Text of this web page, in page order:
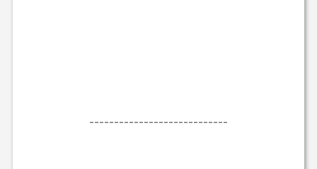
----------------------------